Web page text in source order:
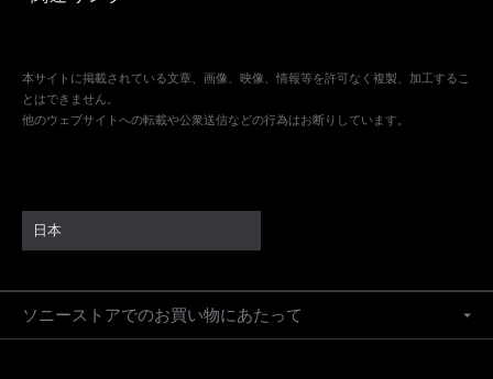
本サイトに掲載されている文章、画像、映像、情報等を許可なく複製、加工するこ
とはできません。
他のウェブサイトへの転載や公衆送信などの行為はお断りしています。
日本
ソニーストアでのお買い物にあたって